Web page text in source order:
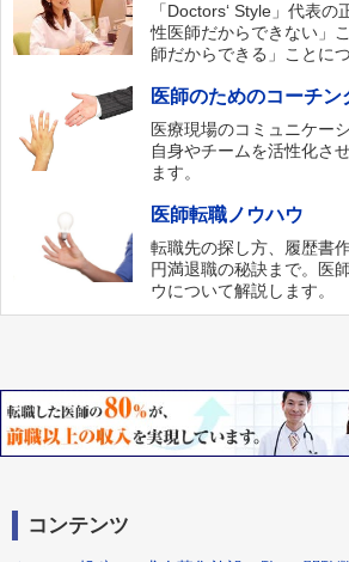
「Doctors‘ Style」代表
性医師だからできない」
師だからできる」ことに
医師のためのコーチン
医療現場のコミュニケー
自身やチームを活性化さ
ます。
医師転職ノウハウ
転職先の探し方、履歴書
円満退職の秘訣まで。医
ウについて解説します。
コンテンツ